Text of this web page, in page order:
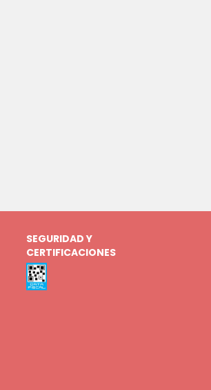
SEGURIDAD Y
CERTIFICACIONES